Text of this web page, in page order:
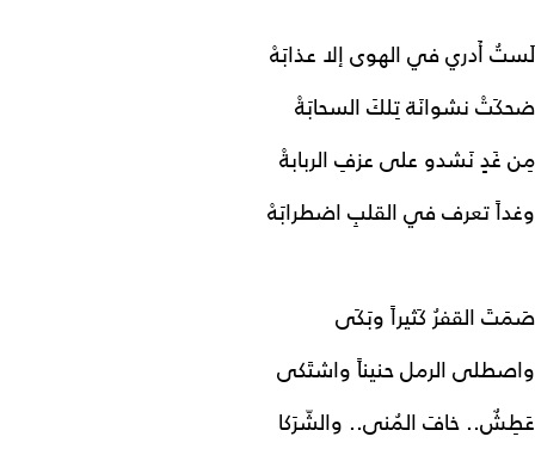
لَستُ أَدري في الهوى إلا عذابَهْ
ضحكَتْ نشوانَة تِلكَ السحابَةْ
مِن غَدٍ نَشدو على عزفِ الربابةْ
وغداً تعرف في القلبِ اضطرابَهْ
صَمَتَ القفرُ كَثيراً وبَكَى
واصطلى الرمل حنيناً واشتَكى
عَطِشٌ.. خافَ المُنى.. والشّرَكا